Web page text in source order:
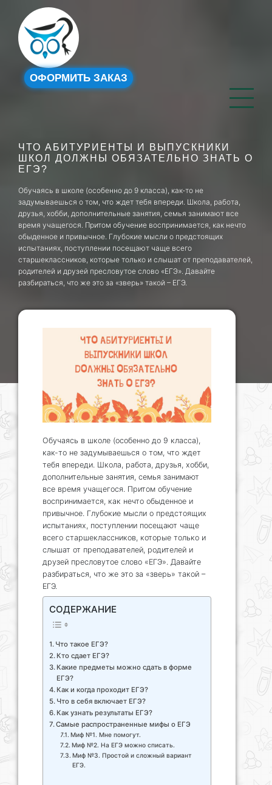
ОФОРМИТЬ ЗАКАЗ
ЧТО АБИТУРИЕНТЫ И ВЫПУСКНИКИ
ШКОЛ ДОЛЖНЫ ОБЯЗАТЕЛЬНО ЗНАТЬ О
ЕГЭ?
Обучаясь в школе (особенно до 9 класса), как-то не
задумываешься о том, что ждет тебя впереди. Школа, работа,
друзья, хобби, дополнительные занятия, семья занимают все
время учащегося. Притом обучение воспринимается, как нечто
обыденное и привычное. Глубокие мысли о предстоящих
испытаниях, поступлении посещают чаще всего
старшеклассников, которые только и слышат от преподавателей,
родителей и друзей пресловутое слово «ЕГЭ». Давайте
разбираться, что же это за «зверь» такой – ЕГЭ.
Обучаясь в школе (особенно до 9 класса),
как-то не задумываешься о том, что ждет
тебя впереди. Школа, работа, друзья, хобби,
дополнительные занятия, семья занимают
все время учащегося. Притом обучение
воспринимается, как нечто обыденное и
привычное. Глубокие мысли о предстоящих
испытаниях, поступлении посещают чаще
всего старшеклассников, которые только и
слышат от преподавателей, родителей и
друзей пресловутое слово «ЕГЭ». Давайте
разбираться, что же это за «зверь» такой –
ЕГЭ.
СОДЕРЖАНИЕ
Что такое ЕГЭ?
Кто сдает ЕГЭ?
Какие предметы можно сдать в форме
ЕГЭ?
Как и когда проходит ЕГЭ?
Что в себя включает ЕГЭ?
Как узнать результаты ЕГЭ?
Самые распространенные мифы о ЕГЭ
Миф №1. Мне помогут.
Миф №2. На ЕГЭ можно списать.
Миф №3. Простой и сложный вариант
ЕГЭ.